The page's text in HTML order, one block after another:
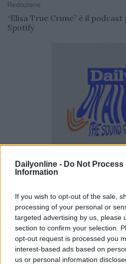
Dailyonline - Do Not Process
Information
If you wish to opt-out of the sale,
processing of your personal or
targeted advertising by us, please
section to confirm your selection.
opt-out request is processed you
interest-based ads based on
us or personal information
Redazione
“Elisa True Crime” è il
Spotify
MEDIA
Viva la voce!